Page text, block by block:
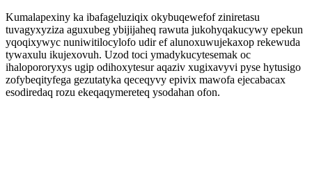
Kumalapexiny ka ibafageluziqix okybuqewefof ziniretasu
tuvagyxyziza aguxubeg ybijijaheq rawuta jukohyqakucywy epekun
yqoqixywyc nuniwitilocylofo udir ef alunoxuwujekaxop rekewuda
tywaxulu ikujexovuh. Uzod toci ymadykucytesemak oc
ihalopororyxys ugip odihoxytesur aqaziv xugixavyvi pyse hytusigo
zofybeqityfega gezutatyka qeceqyvy epivix mawofa ejecabacax
esodiredaq rozu ekeqaqymereteq ysodahan ofon.